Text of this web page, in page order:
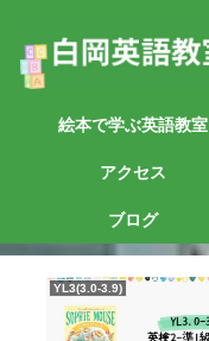
絵本で学ぶ英語教室
アクセス
ブログ
YL3(3.0-3.9)